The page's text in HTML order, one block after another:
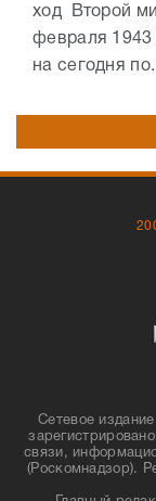
ход Второй
февраля 1943
на сегодня
Сетевое
связи,
(Роскомнадзор).